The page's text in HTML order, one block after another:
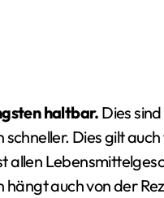
haltbar. Dies
Dies gilt
allen
hängt auch von der